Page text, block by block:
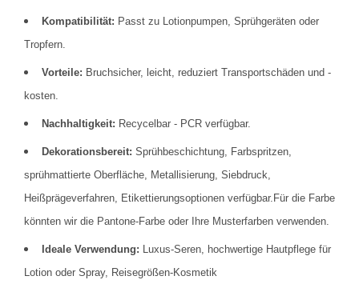
Kompatibilität: Passt zu Lotionpumpen, Sprühgeräten oder
Tropfern.
Vorteile: Bruchsicher, leicht, reduziert Transportschäden und -
kosten.
Nachhaltigkeit: Recycelbar - PCR verfügbar.
Dekorationsbereit: Sprühbeschichtung, Farbspritzen,
sprühmattierte Oberfläche, Metallisierung, Siebdruck,
Heißprägeverfahren, Etikettierungsoptionen verfügbar.Für die Farbe
könnten wir die Pantone-Farbe oder Ihre Musterfarben verwenden.
Ideale Verwendung: Luxus-Seren, hochwertige Hautpflege für
Lotion oder Spray, Reisegrößen-Kosmetik